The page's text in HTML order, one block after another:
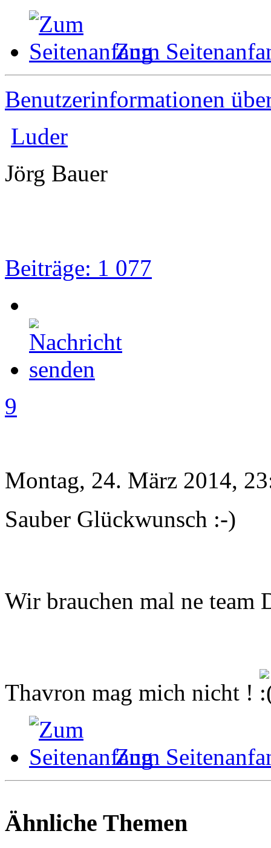
Zum
Benutzerinformationen
Luder
Jörg Bauer
Beiträge: 1 077
9
Montag, 24. März 2014,
Sauber Glückwunsch :-)
Wir brauchen mal ne team
Thavron mag mich nicht !
Zum
Ähnliche Themen